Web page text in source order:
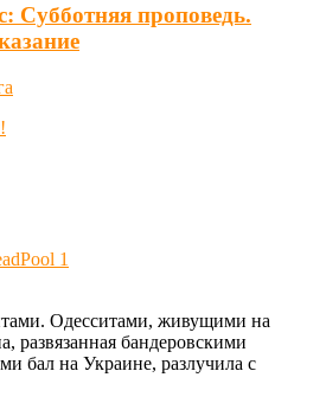
Субботняя проповедь.
1
Одесситами, живущими на
развязанная бандеровскими
бал на Украине, разлучила с